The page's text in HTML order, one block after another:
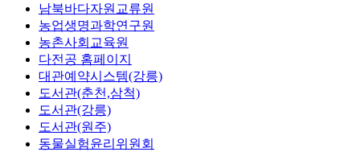
남북바다자원교류원
농업생명과학연구원
농촌사회교육원
다전공 홈페이지
대관예약시스템(강릉)
도서관(춘천,삼척)
도서관(강릉)
도서관(원주)
동물실험윤리위원회